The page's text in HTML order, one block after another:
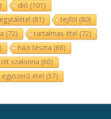
dió (101)
egytálétel (81) tejföl (80)
(72) tartalmas étel (72)
házi tészta (68)
szalonna (60)
egyszerű étel (57)